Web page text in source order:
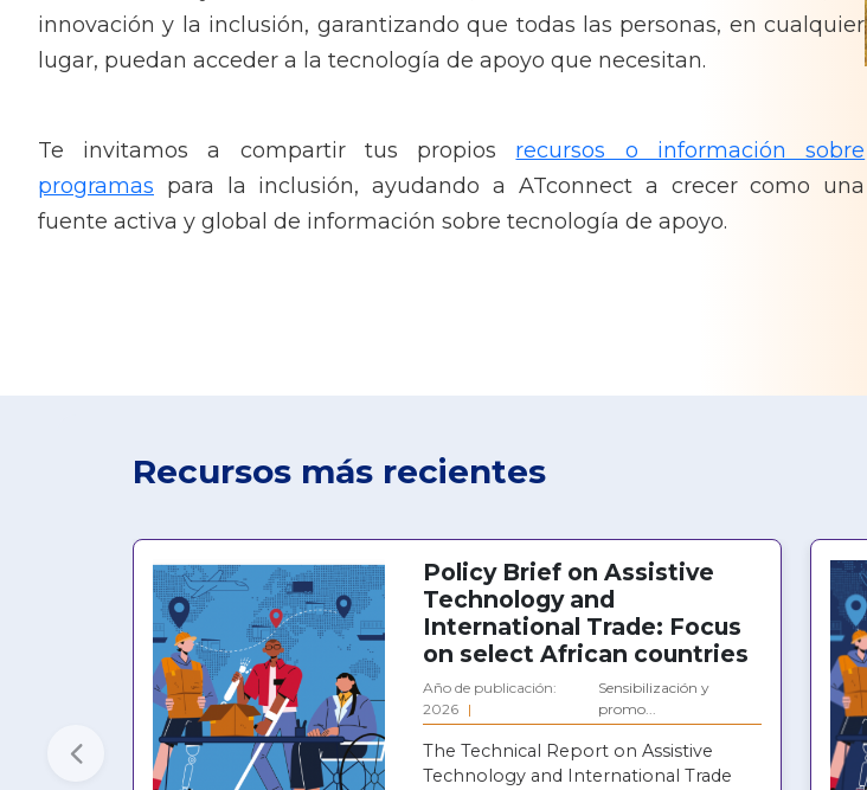
innovación y la inclusión, garantizando que todas las personas, en cualquier
lugar, puedan acceder a la tecnología de apoyo que necesitan.
Te invitamos a compartir tus propios recursos o información sobre
programas para la inclusión, ayudando a ATconnect a crecer como una
fuente activa y global de información sobre tecnología de apoyo.
Recursos más recientes
Policy Brief on Assistive
Technology and
International Trade: Focus
on select African countries
Año de publicación:
2026
Sensibilización y
promo...
The Technical Report on Assistive
Technology and International Trade
Previous